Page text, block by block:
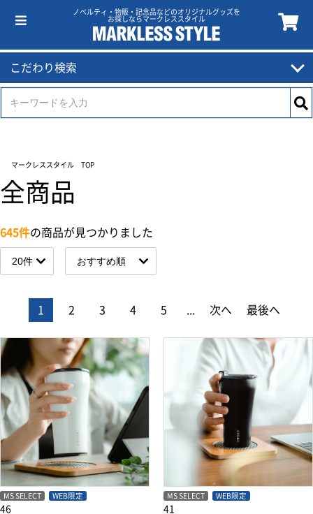
ノベルティ・物販・記念品などのオリジナルグッズを
お探しならマークレススタイル
こだわり検索
マークレススタイル TOP
全商品
645件の商品が見つかりました
1 2 3 4 5 次へ 最後へ
MS SELECT WEB限定
46
MS SELECT WEB限定
41